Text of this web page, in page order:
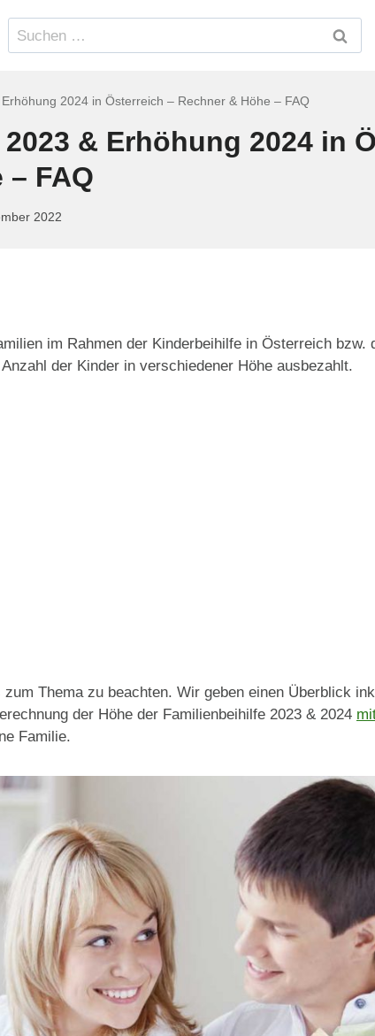
Suchen
nach:
2024 in Österreich – Rechner & Höhe – FAQ
& Erhöhung 2024 in
– FAQ
2022
im Rahmen der Kinderbeihilfe in Österreich bzw.
der Kinder in verschiedener Höhe ausbezahlt.
Thema zu beachten. Wir geben einen Überblick
der Höhe der Familienbeihilfe 2023 & 2024
Familie.